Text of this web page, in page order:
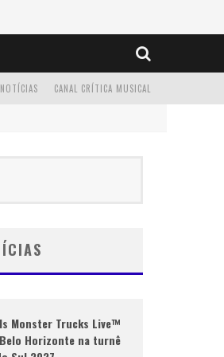
CANAL CRÍTICA MUSICAL
Monster Trucks Live™
Horizonte na turnê